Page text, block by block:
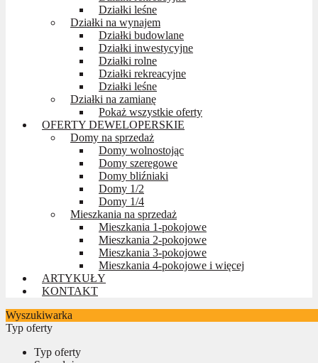
Działki leśne
Działki na wynajem
Działki budowlane
Działki inwestycyjne
Działki rolne
Działki rekreacyjne
Działki leśne
Działki na zamianę
Pokaż wszystkie oferty
OFERTY DEWELOPERSKIE
Domy na sprzedaż
Domy wolnostojąc
Domy szeregowe
Domy bliźniaki
Domy 1/2
Domy 1/4
Mieszkania na sprzedaż
Mieszkania 1-pokojowe
Mieszkania 2-pokojowe
Mieszkania 3-pokojowe
Mieszkania 4-pokojowe i więcej
ARTYKUŁY
KONTAKT
Wyszukiwarka
Typ oferty
Typ oferty